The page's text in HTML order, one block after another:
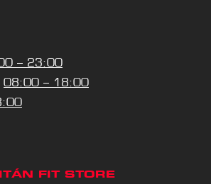
– 23:00
08:00 – 18:00
FIT STORE